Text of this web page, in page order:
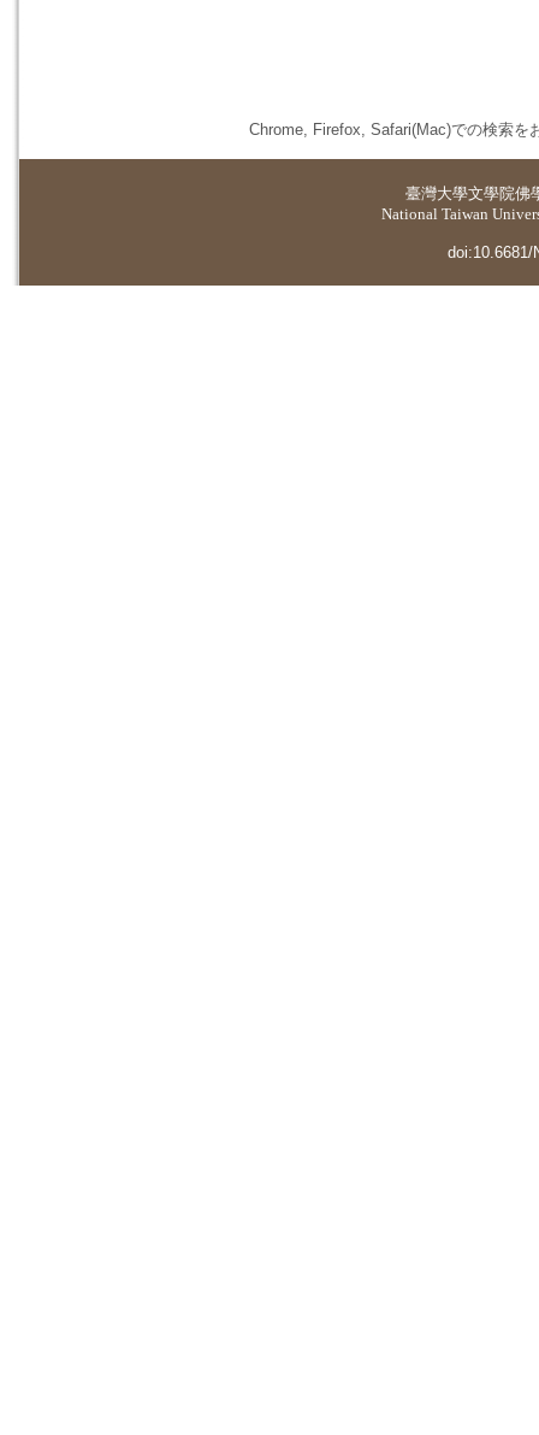
Chrome, Firefox, Safari(Mac)での検索を
臺灣大學文學院佛
National Taiwan
doi:10.6681/